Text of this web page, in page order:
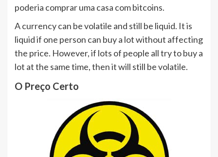
poderia comprar uma casa com bitcoins.
A currency can be volatile and still be liquid. It is
liquid if one person can buy a lot without affecting
the price. However, if lots of people all try to buy a
lot at the same time, then it will still be volatile.
O Preço Certo